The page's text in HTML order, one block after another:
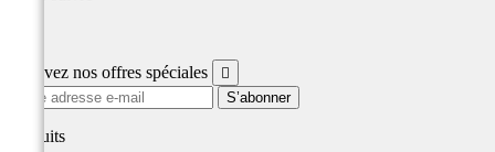
Recevez nos offres spéciales 
produits